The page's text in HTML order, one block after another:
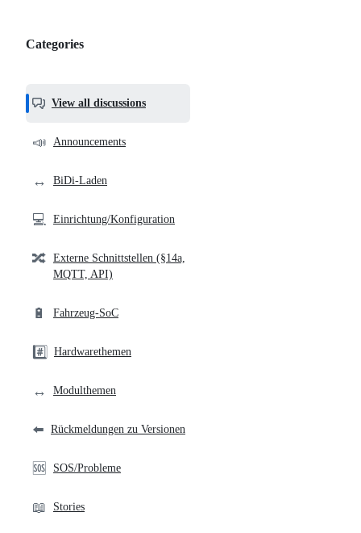
Categories,
helpful,
and
community
Categories
View all discussions
📣 Announcements
↔️ BiDi-Laden
💻 Einrichtung/Konfiguration
🔀 Externe Schnittstellen (§14a,
MQTT, API)
🔋 Fahrzeug-SoC
#️⃣ Hardwarethemen
↔️ Modulthemen
⬅️ Rückmeldungen zu Versionen
🆘 SOS/Probleme
📖 Stories